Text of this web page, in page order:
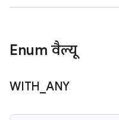
Enum वैल्यू
WITH ANY